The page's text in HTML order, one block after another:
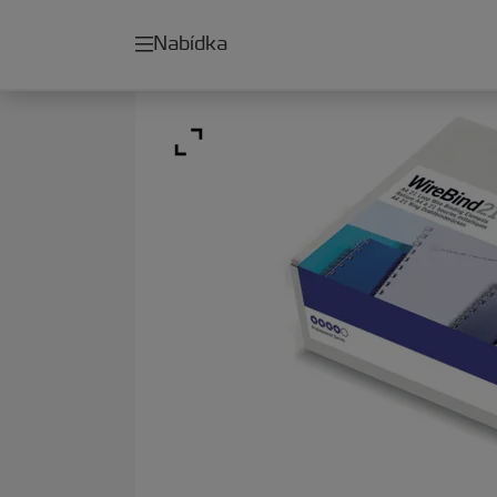
Nabídka